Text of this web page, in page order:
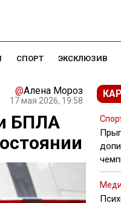
СПОРТ ЭКСКЛЮЗИВ
@Алена Мороз
17 мая 2026, 19:58
БПЛА